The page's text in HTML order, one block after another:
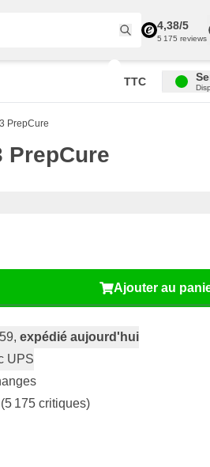
4,38/5
5 175 reviews
TTC
PrepCure
PrepCure
Ajouter au
expédié aujourd'hui
UPS
(5 175 critiques)